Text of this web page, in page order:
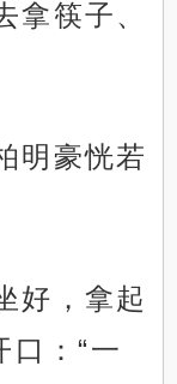
拿筷子、
明豪恍若
好，拿起
口：“一